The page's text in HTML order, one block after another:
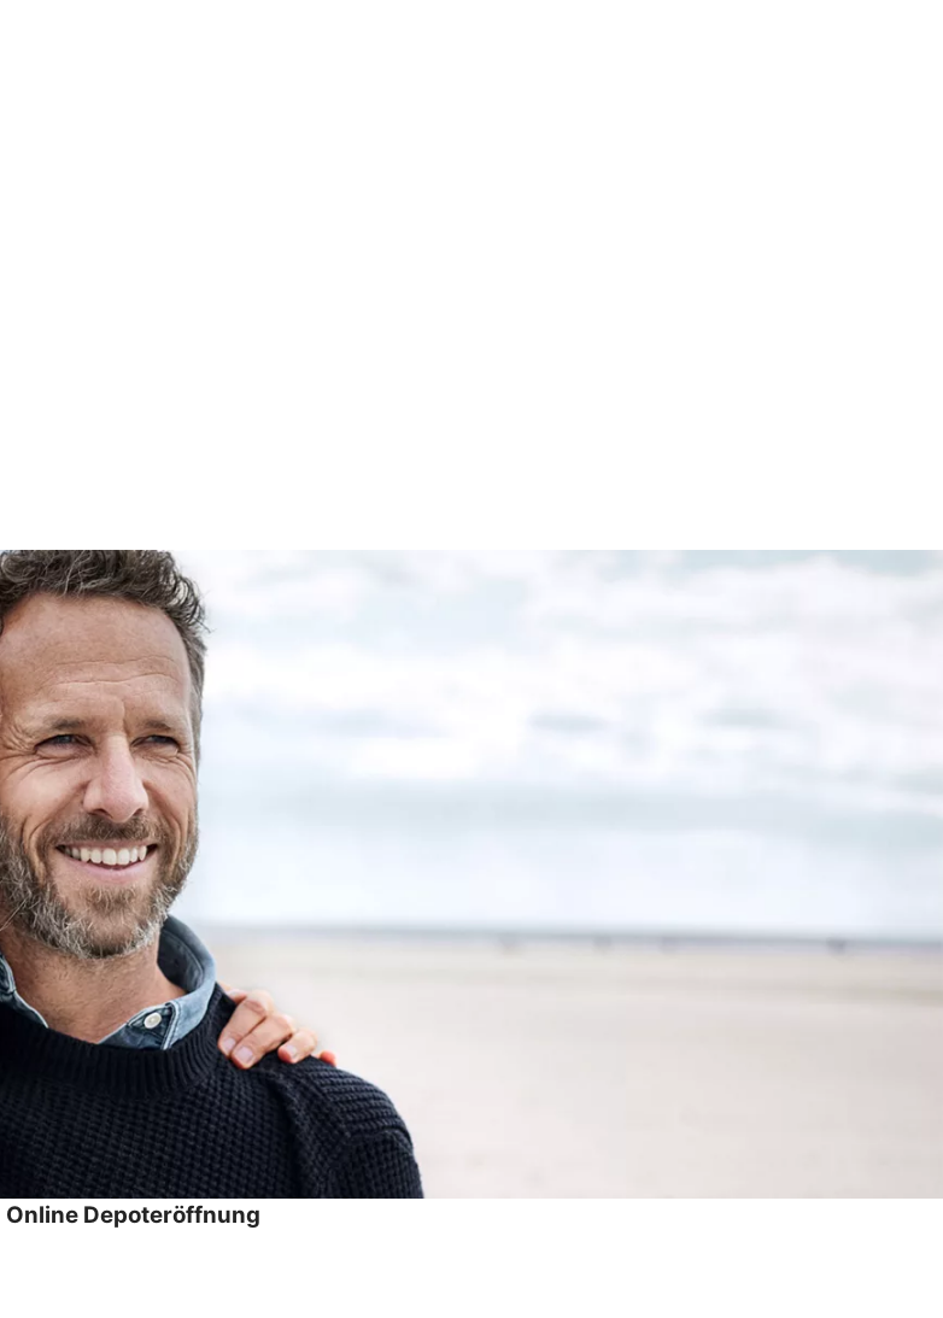
Online Depoteröffnung